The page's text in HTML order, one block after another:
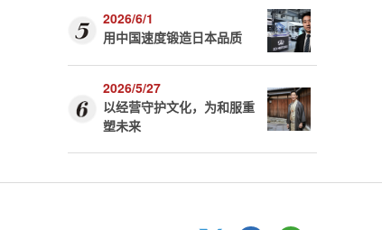
2026/6/1
用中国速度锻造日本品质
2026/5/27
以经营守护文化，为和服重
塑未来